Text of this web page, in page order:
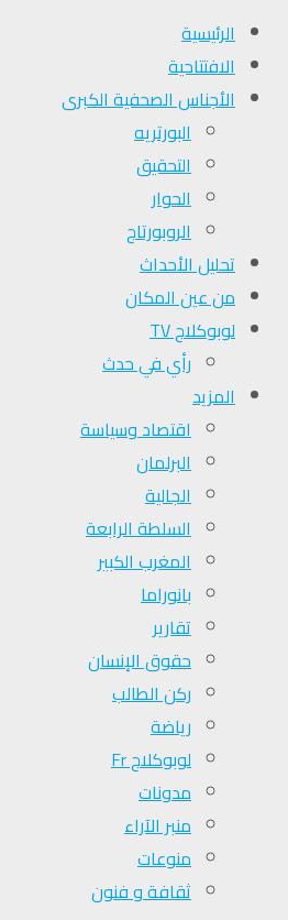
الرئيسية
الافتتاحية
الأجناس الصحفية الكبرى
البورتريه
التحقیق
الحوار
الروبورتاج
تحلیل الأحداث
من عين المكان
لوبوكلاج TV
رأي في حدث
المزيد
اقتصاد وسياسة
البرلمان
الجالية
السلطة الرابعة
المغرب الكبير
بانوراما
تقارير
حقوق الإنسان
ركن الطالب
رياضة
لوبوكلاج Fr
مدونات
منبر الآراء
منوعات
ثقافة و فنون